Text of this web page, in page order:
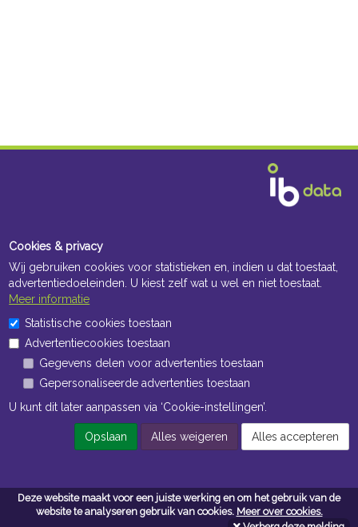
Deze website maakt voor een juiste werking en om het gebruik van de
website te analyseren gebruik van cookies. Meer over cookies.
Openingstijden Kantoor
ma t/m vr 8:30 uur tot 17:00 uur
Openingstijden Magazijn
ma t/m vr 7:00 uur tot 16:30 uur
Algemene voorwaarden
Cookies & privacy
Wij gebruiken cookies voor statistieken en, indien u dat toestaat,
advertentiedoeleinden. U kiest zelf wat u wel en niet toestaat.
Meer informatie
Statistische cookies toestaan
Advertentiecookies toestaan
Gegevens delen voor advertenties toestaan
Gepersonaliseerde advertenties toestaan
U kunt dit later aanpassen via ‘Cookie-instellingen’.
Opslaan Alles weigeren Alles accepteren